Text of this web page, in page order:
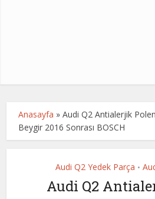
Anasayfa »Audi Q2 Antialerjik
Beygir 2016 Sonrası BOSCH
Audi Q2 Yedek Parça •
Audi Q2